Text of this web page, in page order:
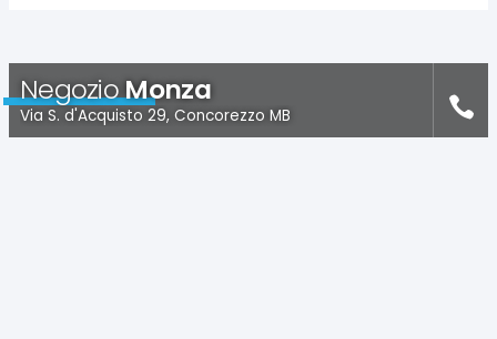
NegozioMonza
Via S. d'Acquisto 29, Concorezzo MB